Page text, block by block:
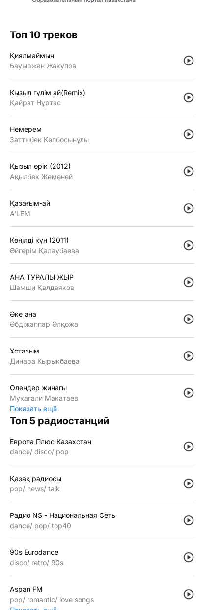
Топ 10 треков
Қиялмаймын
Бауыржан Жакупов
Кызыл гүлiм ай(Remix)
Қайрат Нұртас
Немерем
Заттыбек Көпбосынұлы
Қызыл өрiк (2012)
Ақылбек Жеменей
Қазағым-ай
A'LEM
Көңiлдi күн (2011)
Әйгерiм Қалаубаева
АНА ТУРАЛЫ ЖЫР
Шамши Қалдаяков
Әке ана
Әбдiжаппар Әлқожа
Ұстазым
Динара Кырыкбаева
Олендер жинагы
Мукагали Макатаев
Показать ещё
Топ 5 радиостанций
Европа Плюс Казахстан
dance disco pop
Қазақ радиосы
pop
news talk
Радио NS - Национальная Сеть
dance pop top40
90s Eurodance
disco retro 90s
Aspan FM
pop
romantic
love songs